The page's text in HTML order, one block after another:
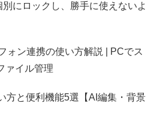
にロックし、勝手に使えないよ
ォン連携の使い方解説 | PCでス
ァイル管理
方と便利機能5選【AI編集・背景